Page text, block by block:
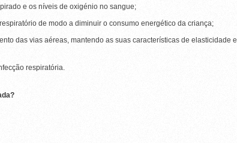
e os níveis de oxigénio no sangue;
de modo a diminuir o consumo energético da criança;
das vias aéreas, mantendo as suas características de elasticidade e
respiratória.